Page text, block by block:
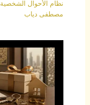
نظام الأحوال الشخصية
مصطفى دياب